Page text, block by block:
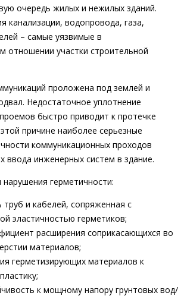
очередь жилых и нежилых зданий.
канализации, водопровода, газа,
– самые уязвимые в
отношении участки строительной
проложена под землей и
Недостаточное уплотнение
быстро приводит к протечке
причине наиболее серьезные
коммуникационных проходов
ввода инженерных систем в здание.
герметичности:
и кабелей, сопряженная с
эластичностью герметиков;
расширения соприкасающихся во
материалов;
герметизирующих материалов к
к мощному напору грунтовых вод/